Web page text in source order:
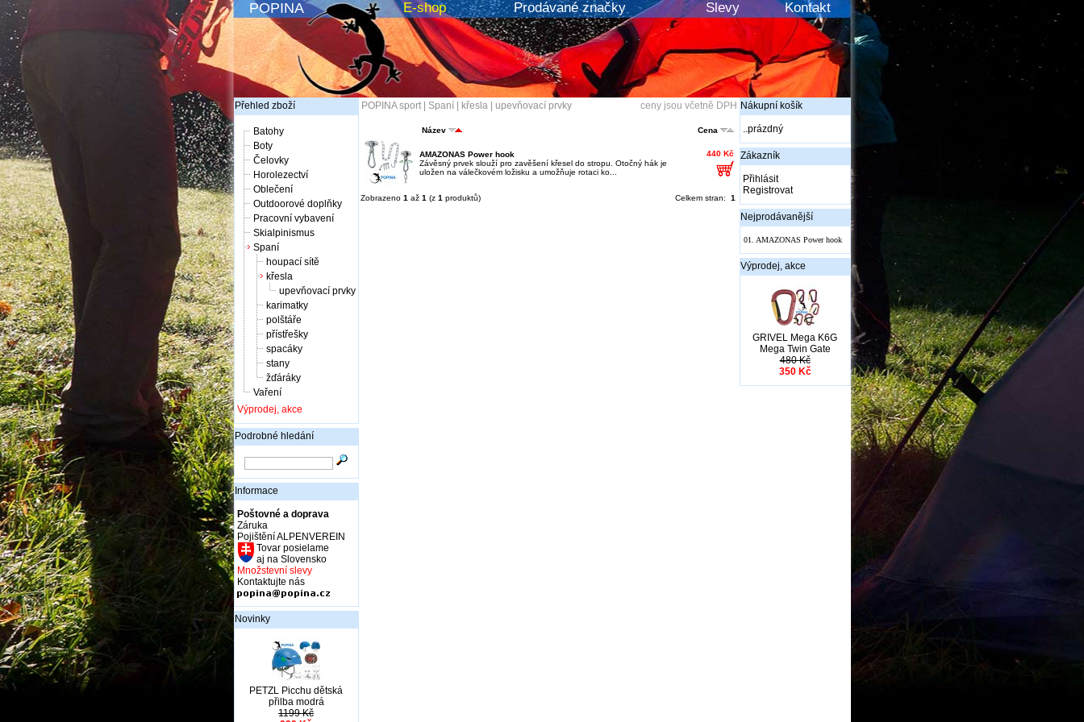
POPINA E-shop Prodávané značky Slevy Kontakt
Přehled zboží
Batohy
Boty
Čelovky
Horolezectví
Oblečení
Outdoorové doplňky
Pracovní vybavení
Skialpinismus
Spaní
houpací sítě
křesla
upevňovací prvky
karimatky
polštáře
přístřešky
spacáky
stany
žďáráky
Vaření
Výprodej, akce
Podrobné hledání
Informace
Poštovné a doprava
Záruka
Pojištění ALPENVEREIN
Tovar posielame
aj na Slovensko
Množstevní slevy
Kontaktujte nás
Novinky
PETZL Picchu dětská
přilba modrá
1199 Kč
POPINA sport| Spaní křesla| upevňovací prvky ceny jsou včetně DPH
Název Cena
AMAZONAS Power hook
Závěsný prvek slouží pro zavěšení křesel do stropu. Otočný hák je
uložen na válečkovém ložisku a umožňuje rotaci ko...
440 Kč
Zobrazeno 1 až 1 (z 1 produktů) Celkem stran: 1
Nákupní košík
..prázdný
Zákazník
Přihlásit
Registrovat
Nejprodávanější
01. AMAZONAS Power hook
Výprodej, akce
GRIVEL Mega K6G
Mega Twin Gate
480 Kč
350 Kč